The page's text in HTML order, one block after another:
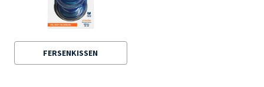
FERSENKISSEN